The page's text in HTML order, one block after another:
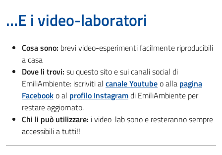
…E i video-laboratori
Cosa sono: brevi video-esperimenti facilmente riproducibili
a casa
Dove li trovi: su questo sito e sui canali social di
EmiliAmbiente: iscriviti al canale Youtubeo alla pagina
Facebooko al profilo Instagramdi EmiliAmbiente per
restare aggiornato.
Chi li può utilizzare: i video-lab sono e resteranno sempre
accessibili a tutti!!